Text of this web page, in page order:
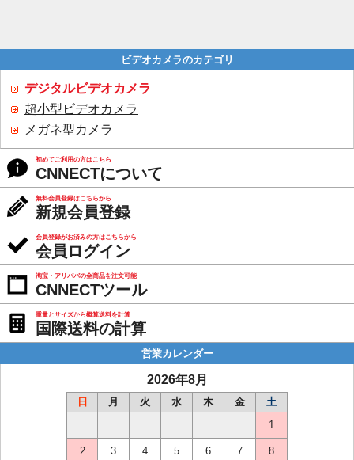
ビデオカメラのカテゴリ
デジタルビデオカメラ
超小型ビデオカメラ
メガネ型カメラ
初めてご利用の方はこちら
CNNECTについて
無料会員登録はこちらから
新規会員登録
会員登録がお済みの方はこちらから
会員ログイン
淘宝・アリババの全商品を注文可能
CNNECTツール
重量とサイズから概算送料を計算
国際送料の計算
営業カレンダー
2026年8月
日 月 火 水 木 金
土
1
2 3 4 5 6 7 8